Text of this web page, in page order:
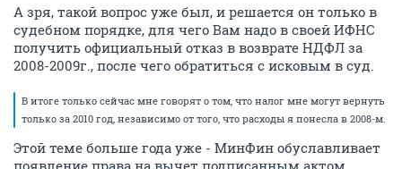
А зря, такой вопрос уже был, и решается он только в
судебном порядке, для чего Вам надо в своей ИФНС
получить официальный отказ в возврате НДФЛ за
2008-2009г., после чего обратиться с исковым в суд.
В итоге только сейчас мне говорят о том, что налог мне могут вернуть
только за 2010 год, независимо от того, что расходы я понесла в 2008-м.
Этой теме больше года уже - МинФин обуславливает
появление права на вычет подписанным актом